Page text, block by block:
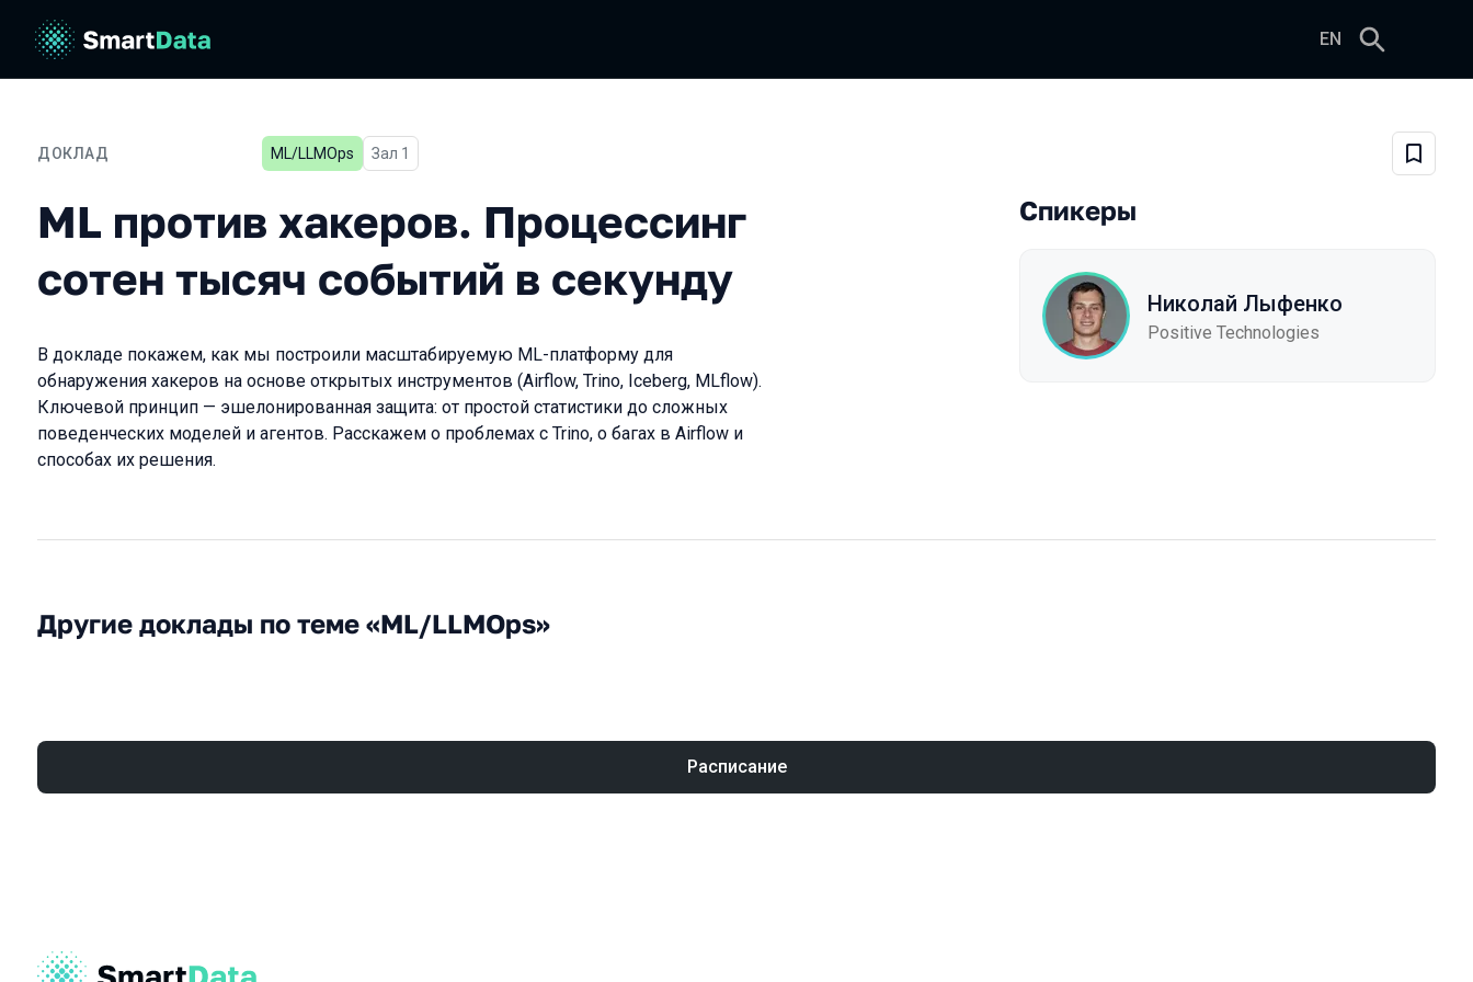
EN
ДОКЛАД
ML против хакеров. Процессинг сотен тысяч событий в секунду
ML/LLMOps Зал 1
ML против хакеров. Процессинг
сотен тысяч событий в секунду
В докладе покажем, как мы построили масштабируемую ML-платформу для
обнаружения хакеров на основе открытых инструментов (Airflow, Trino, Iceberg, MLflow).
Ключевой принцип — эшелонированная защита: от простой статистики до сложных
поведенческих моделей и агентов. Расскажем о проблемах с Trino, о багах в Airflow и
способах их решения.
Спикеры
Николай Лыфенко
Positive Technologies
Другие доклады по теме «ML/LLMOps»
Расписание